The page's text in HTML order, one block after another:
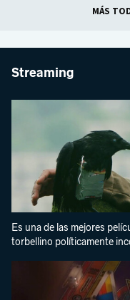
MÁS
Streaming
Es una de las mejores
torbellino políticamente